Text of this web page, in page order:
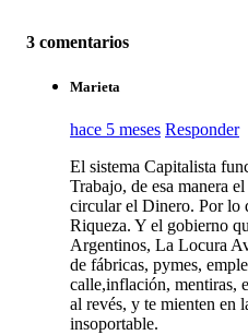
3 comentarios
Marieta
hace 5 meses Responder
El sistema Capitalista
Trabajo, de esa manera
circular el Dinero. Por lo
Riqueza. Y el gobierno
Argentinos, La Locura
de fábricas, pymes,
calle,inflación, mentiras,
al revés, y te mienten en
insoportable.